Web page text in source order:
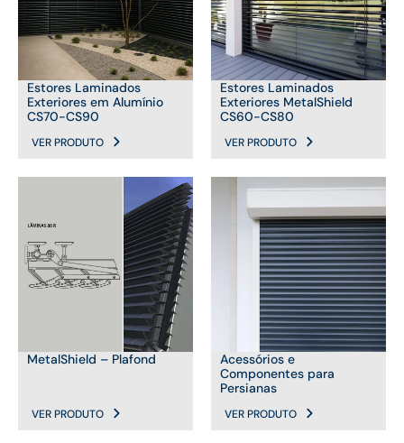
Estores Laminados
Exteriores em Alumínio
CS70-CS90
VER PRODUTO
Estores Laminados
Exteriores MetalShield
CS60-CS80
VER PRODUTO
MetalShield – Plafond
VER PRODUTO
Acessórios e
Componentes para
Persianas
VER PRODUTO